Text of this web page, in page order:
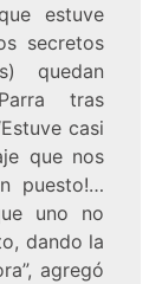
estuve
secretos
quedan
tras
casi
que nos
puesto!…
uno no
dando la
agregó